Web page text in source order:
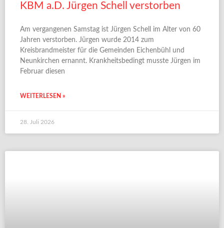
KBM a.D. Jürgen Schell verstorben
Am vergangenen Samstag ist Jürgen Schell im Alter von 60
Jahren verstorben. Jürgen wurde 2014 zum
Kreisbrandmeister für die Gemeinden Eichenbühl und
Neunkirchen ernannt. Krankheitsbedingt musste Jürgen im
Februar diesen
WEITERLESEN »
28. Juli 2026